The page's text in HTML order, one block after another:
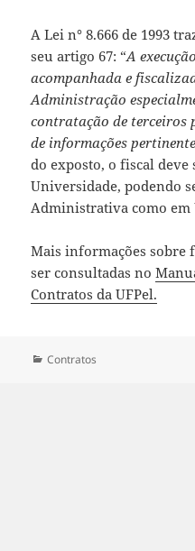
A Lei n° 8.666 de 1993
seu artigo 67: “A
acompanhada e
Administração
contratação de terceiros
de informações
do exposto, o fiscal
Universidade, podendo
Administrativa como em
Mais informações sobre
ser consultadas no
Contratos da UFPel.
Categorias
Contratos